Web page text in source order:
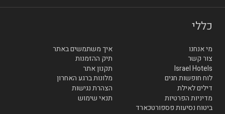
כללי
מי אנחנו
איך משתמשים באתר
צור קשר
תיק ההזמנות
Israel Hotels
תקנון אתר
לוח חופשות חגים
מלונות ברגע האחרון
דילים לאילת
הצהרת נגישות
מדיניות הפרטיות
תנאי שימוש
ביטוח נסיעות פספורטכארד